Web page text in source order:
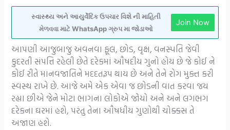
સ્વાસ્થ્ય અને આયુર્વેદિક ઉપચાર વિશે ની માહિતી
મેળવવા માટે WhatsApp ગ્રુપ મા જોડાઓ
Join Now
આપણી આજુબાજુ અવનવા ફૂલ, છોડ, વૃક્ષ, વનસ્પતિ જેવી
કુદરતી સંપત્તિ રહેલી છેતે દરેકમાં ઔષદીય ગુનો હોય છે જે કોઈ ને
કોઈ રીતે માનવજાતિને મદદતરૂપ થાય છે અને તેને રોગ મુક્ત કરી
સ્વસ્થ રાખે છે. આજે અમે એક એવા જ છોડની વાત કરવા જય
રહ્યા છીએ જેને મોટા ભાગના લોકોએ જોયો અને અને લગભગ
દરેકના ઘરમાં હશે, પરંતુ તેના ઔષધીય ગુણોથી ચોક્કસ તે
અજાણ હશે.